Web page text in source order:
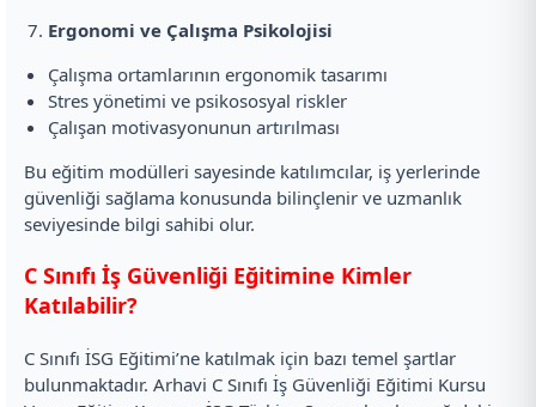
Ergonomi ve Çalışma Psikolojisi
Çalışma ortamlarının ergonomik tasarımı
Stres yönetimi ve psikososyal riskler
Çalışan motivasyonunun artırılması
Bu eğitim modülleri sayesinde katılımcılar, iş yerlerinde
güvenliği sağlama konusunda bilinçlenir ve uzmanlık
seviyesinde bilgi sahibi olur.
C Sınıfı İş Güvenliği Eğitimine Kimler
Katılabilir?
C Sınıfı İSG Eğitimi’ne katılmak için bazı temel şartlar
bulunmaktadır. Arhavi C Sınıfı İş Güvenliği Eğitimi Kursu